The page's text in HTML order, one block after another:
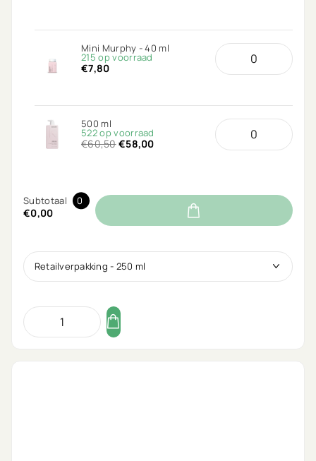
Mini Murphy - 40 ml
215 op voorraad
€7,80
500 ml
522 op voorraad
€60,50€58,00
Subtotaal 0
€0,00